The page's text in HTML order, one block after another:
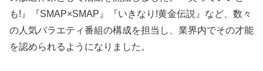
も!』『SMAP×SMAP』『いきなり!黄金伝説』など、数々
の人気バラエティ番組の構成を担当し、業界内でその才能
を認められるようになりました。